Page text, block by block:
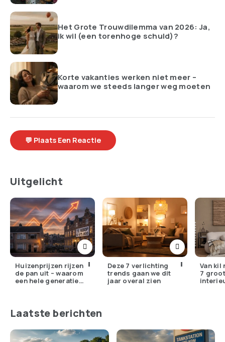
Het Grote Trouwdilemma van 2026: Ja,
ik wil (een torenhoge schuld)?
Korte vakanties werken niet meer –
waarom we steeds langer weg moeten
💬 Plaats Een Reactie
Uitgelicht
Huizenprijzen rijzen
de pan uit – waarom
een hele generatie
Deze 7 verlichting
trends gaan we dit
jaar overal zien
Van kil
7
Laatste berichten